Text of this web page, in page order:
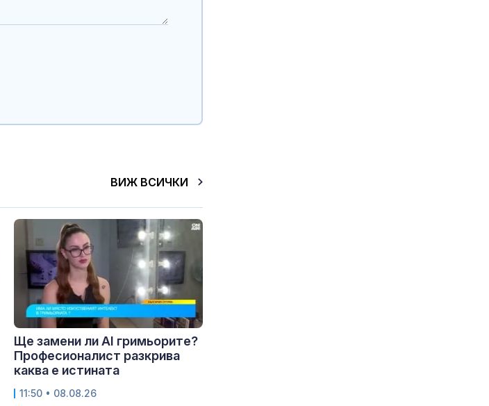
ВИЖ ВСИЧКИ
Ще замени ли AI гримьорите?
Професионалист разкрива
каква е истината
11:50 • 08.08.26